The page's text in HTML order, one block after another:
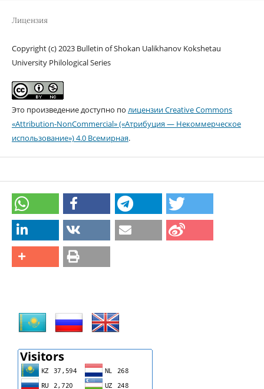
Лицензия
Copyright (c) 2023 Bulletin of Shokan Ualikhanov Kokshetau
University Philological Series
Это произведение доступно по лицензии Creative Commons
«Attribution-NonCommercial» («Атрибуция — Некоммерческое
использование») 4.0 Всемирная.